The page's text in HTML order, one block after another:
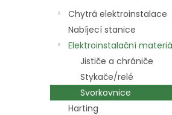
a
n
Chytrá elektroinstalace
Nabíjecí stanice
Elektroinstalační
Jističe a chrániče
Stykače/relé
Svorkovnice
Harting